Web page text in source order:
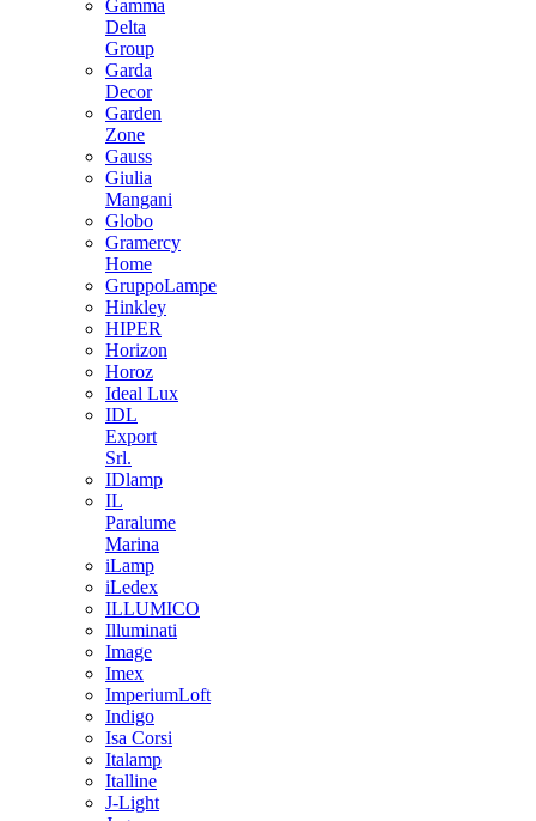
Gamma
Delta
Group
Garda
Decor
Garden
Zone
Gauss
Giulia
Mangani
Globo
Gramercy
Home
GruppoLampe
Hinkley
HIPER
Horizon
Horoz
Ideal Lux
IDL
Export
Srl.
IDlamp
IL
Paralume
Marina
iLamp
iLedex
ILLUMICO
Illuminati
Image
Imex
ImperiumLoft
Indigo
Isa Corsi
Italamp
Italline
J-Light